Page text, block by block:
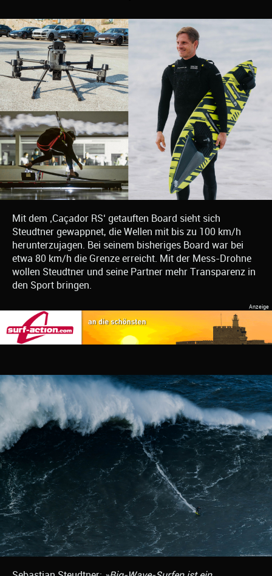
Mit dem ‚Caçador RS‘ getauften Board sieht sich
Steudtner gewappnet, die Wellen mit bis zu 100 km/h
herunterzujagen. Bei seinem bisheriges Board war bei
etwa 80 km/h die Grenze erreicht. Mit der Mess-Drohne
wollen Steudtner und seine Partner mehr Transparenz in
den Sport bringen.